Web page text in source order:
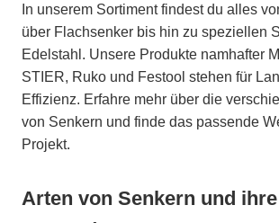
In unserem Sortiment findest du alles
über Flachsenker bis hin zu speziellen
Edelstahl. Unsere Produkte namhafter
STIER, Ruko und Festool stehen für
Effizienz. Erfahre mehr über die
von Senkern und finde das passende
Projekt.
Arten von Senkern und ihre